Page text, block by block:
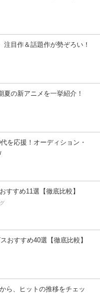
注目作＆話題作が勢ぞろい！
夏の新アニメを一挙紹介！
を応援！オーディション・
すすめ11選【徹底比較】
おすすめ40選【徹底比較】
ら、ヒットの推移をチェッ